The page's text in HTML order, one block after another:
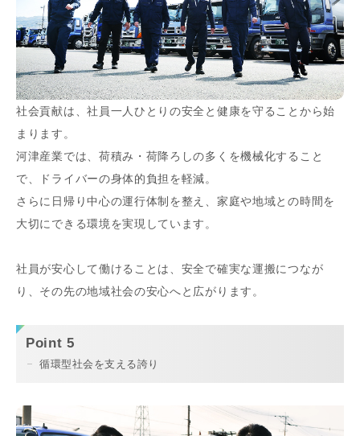
社会貢献は、社員一人ひとりの安全と健康を守ることから始
まります。
河津産業では、荷積み・荷降ろしの多くを機械化すること
で、ドライバーの身体的負担を軽減。
さらに日帰り中心の運行体制を整え、家庭や地域との時間を
大切にできる環境を実現しています。
社員が安心して働けることは、安全で確実な運搬につなが
り、その先の地域社会の安心へと広がります。
Point 5
循環型社会を支える誇り